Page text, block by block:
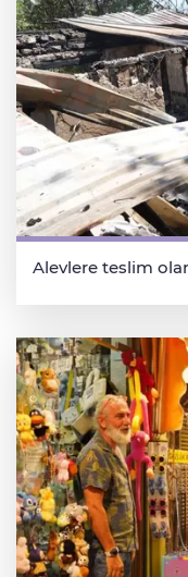
Alevlere teslim